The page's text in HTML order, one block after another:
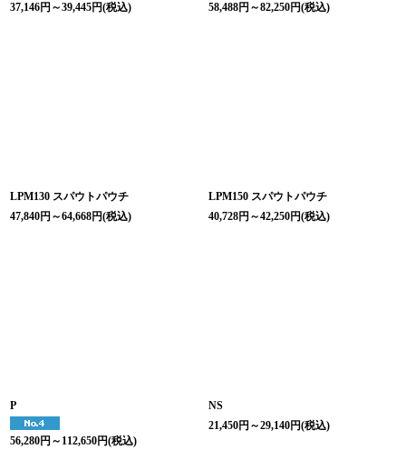
37,146円 ～39,445円(税込)
58,488円 ～82,250円(税込)
LPM130 スパウトパウチ
47,840円 ～64,668円(税込)
LPM150 スパウトパウチ
40,728円 ～42,250円(税込)
P
56,280円 ～112,650円(税込)
NS
21,450円 ～29,140円(税込)